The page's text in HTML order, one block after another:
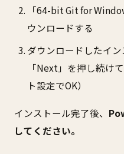
「64-bit Git for
ウンロードする
ダウンロードしたイン
「Next」を押し続け
ト設定でOK）
インストール完了後、
してください。